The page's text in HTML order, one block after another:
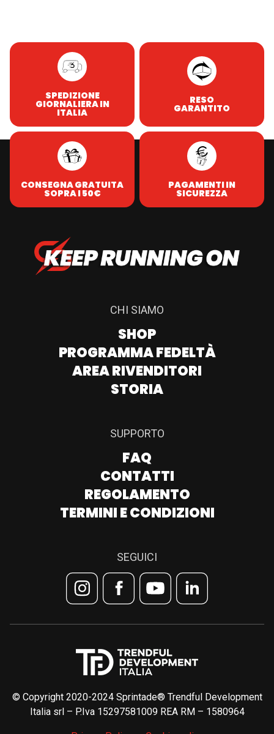
SPEDIZIONE
GIORNALIERA IN
ITALIA
RESO
GARANTITO
CONSEGNA GRATUITA
SOPRA I 50€
PAGAMENTI IN
SICUREZZA
CHI SIAMO
SHOP
PROGRAMMA FEDELTÀ
AREA RIVENDITORI
STORIA
SEGUICI
SUPPORTO
FAQ
CONTATTI
REGOLAMENTO
TERMINI E CONDIZIONI
© Copyright 2020-2024 Sprintade® Trendful Development
Italia srl – P.Iva 15297581009 REA RM – 1580964